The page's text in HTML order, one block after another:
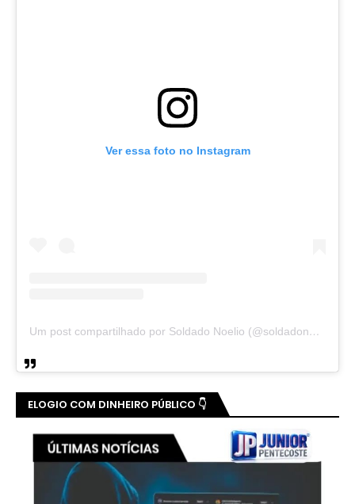
Ver essa foto no Instagram
Um post compartilhado por Soldado Noelio (@soldadonoelio)
ELOGIO COM DINHEIRO PÚBLICO 👇